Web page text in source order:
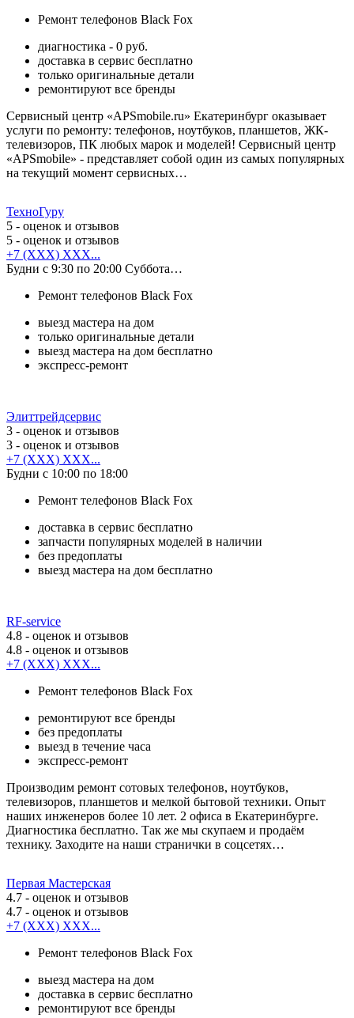
Ремонт телефонов Black Fox
диагностика - 0 руб.
доставка в сервис бесплатно
только оригинальные детали
ремонтируют все бренды
Сервисный центр «APSmobile.ru» Екатеринбург оказывает
услуги по ремонту: телефонов, ноутбуков, планшетов, ЖК-
телевизоров, ПК любых марок и моделей! Сервисный центр
«APSmobile» - представляет собой один из самых популярных
на текущий момент сервисных…
ТехноГуру
5 - оценок и отзывов
5 - оценок и отзывов
+7 (XXX) XXX...
Будни с 9:30 по 20:00 Суббота…
Ремонт телефонов Black Fox
выезд мастера на дом
только оригинальные детали
выезд мастера на дом бесплатно
экспресс-ремонт
Элиттрейдсервис
3 - оценок и отзывов
3 - оценок и отзывов
+7 (XXX) XXX...
Будни с 10:00 по 18:00
Ремонт телефонов Black Fox
доставка в сервис бесплатно
запчасти популярных моделей в наличии
без предоплаты
выезд мастера на дом бесплатно
RF-service
4.8 - оценок и отзывов
4.8 - оценок и отзывов
+7 (XXX) XXX...
Ремонт телефонов Black Fox
ремонтируют все бренды
без предоплаты
выезд в течение часа
экспресс-ремонт
Производим ремонт сотовых телефонов, ноутбуков,
телевизоров, планшетов и мелкой бытовой техники. Опыт
наших инженеров более 10 лет. 2 офиса в Екатеринбурге.
Диагностика бесплатно. Так же мы скупаем и продаём
технику. Заходите на наши странички в соцсетях…
Первая Мастерская
4.7 - оценок и отзывов
4.7 - оценок и отзывов
+7 (XXX) XXX...
Ремонт телефонов Black Fox
выезд мастера на дом
доставка в сервис бесплатно
ремонтируют все бренды